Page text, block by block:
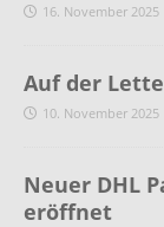
16. November 2025
Auf der
10. November 2025
Neuer DHL
eröffnet